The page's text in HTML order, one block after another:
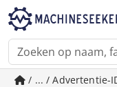
/ ... / Advertentie-